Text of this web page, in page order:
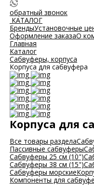
обратный звонок
КАТАЛОГ
БрендыУстановочные
Оформление заказаО
Главная
Каталог
Сабвуферы, корпуса
Корпуса для сабвуфера
Корпуса для
Все товары раздела
Пассивные сабвуферы
Сабвуферы 25 см (10")
Сабвуферы 38 см (15")
Сабвуферы морские
Компоненты для